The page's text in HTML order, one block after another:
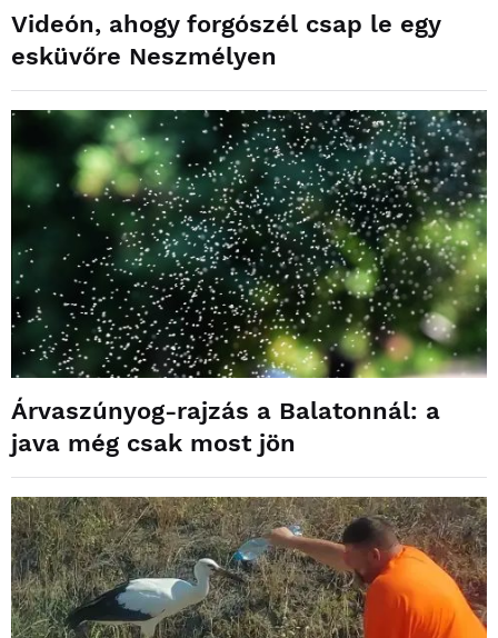
Videón, ahogy forgószél csap le egy
esküvőre Neszmélyen
Árvaszúnyog-rajzás a Balatonnál: a
java még csak most jön